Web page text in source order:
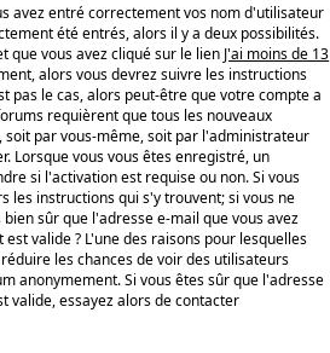
avez entré correctement vos nom d'utilisateur
été entrés, alors il y a deux possibilités.
que vous avez cliqué sur le lien J'ai moins de 13
alors vous devrez suivre les instructions
pas le cas, alors peut-être que votre compte a
requièrent que tous les nouveaux
par vous-même, soit par l'administrateur
Lorsque vous vous êtes enregistré, un
si l'activation est requise ou non. Si vous
les instructions qui s'y trouvent; si vous ne
sûr que l'adresse e-mail que vous avez
valide ? L'une des raisons pour lesquelles
les chances de voir des utilisateurs
anonymement. Si vous êtes sûr que l'adresse
valide, essayez alors de contacter